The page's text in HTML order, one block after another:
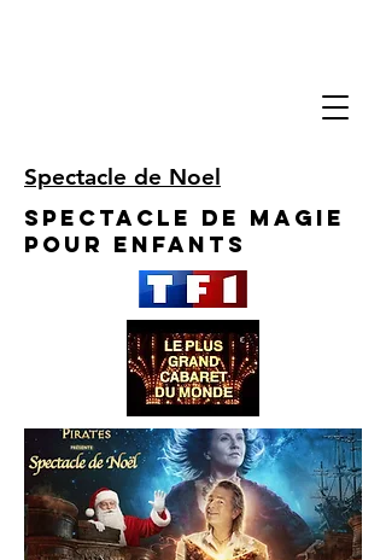
Spectacle de Noel
Spectacle de Magie
pour enfants